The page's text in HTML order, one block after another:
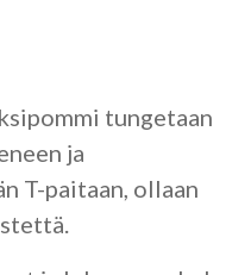
tungetaan
ja
T-paitaan, ollaan